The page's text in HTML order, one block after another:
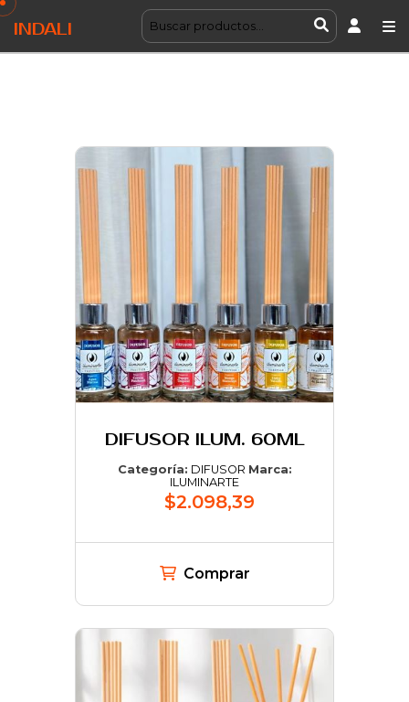
INDALI
DIFUSOR ILUM. 60ML
Categoría: DIFUSOR Marca:
ILUMINARTE
$2.098,39
Comprar